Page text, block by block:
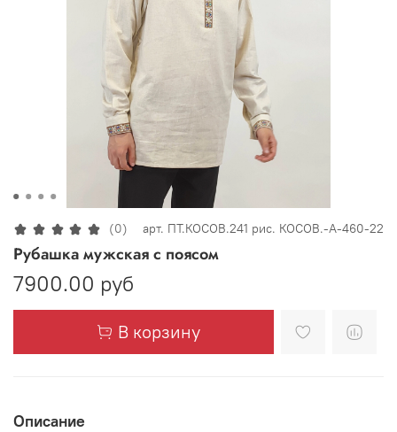
(0) арт. ПТ.КОСОВ.241 рис. КОСОВ.-А-460-22
Рубашка мужская с поясом
7900.00 руб
В корзину
Описание